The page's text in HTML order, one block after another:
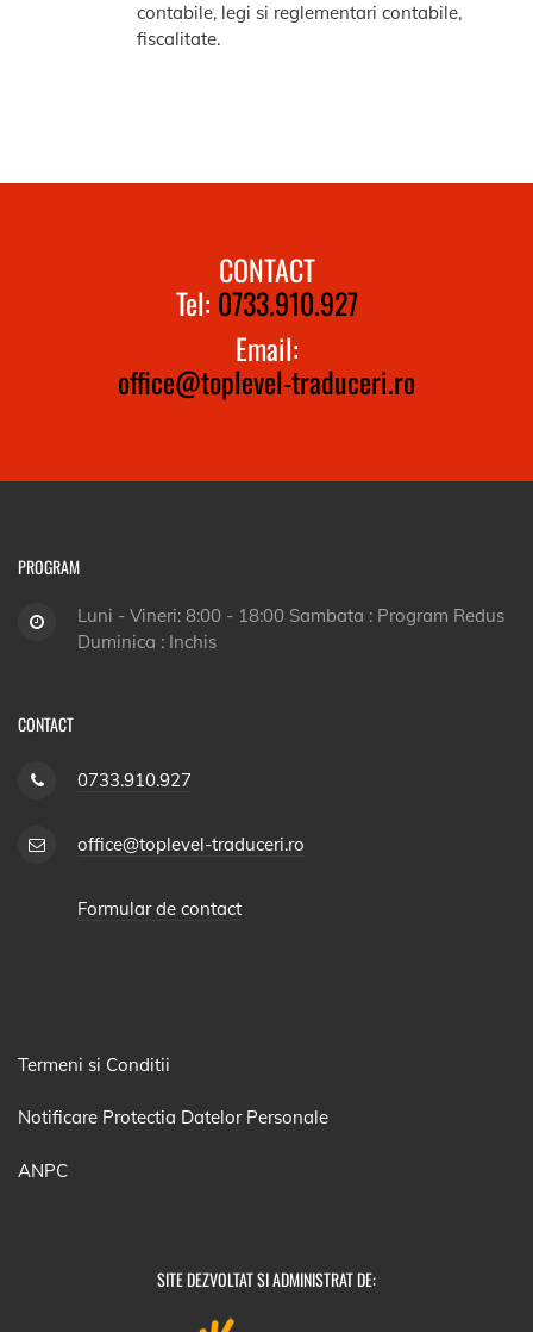
contabile, legi si reglementari contabile,
fiscalitate.
CONTACT
Tel: 0733.910.927
Email:
office@toplevel-traduceri.ro
PROGRAM
Luni - Vineri: 8:00 - 18:00 Sambata : Program Redus
Duminica : Inchis
CONTACT
0733.910.927
office@toplevel-traduceri.ro
Formular de contact
Termeni si Conditii
Notificare Protectia Datelor Personale
ANPC
SITE DEZVOLTAT SI ADMINISTRAT DE: